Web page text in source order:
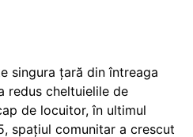
singura țară din întreaga
redus cheltuielile de
de locuitor, în ultimul
spațiul comunitar a crescut